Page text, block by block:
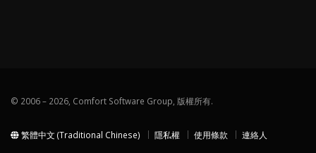
© 2006 – 2026, Comfort Software Group, 版權所有.
繁體中文 (Traditional Chinese) 隱私權 使用條款 連絡人